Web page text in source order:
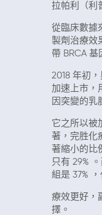
拉帕利（利
從臨床數據
製劑治療效
帶 BRCA 基
2018 年初，
加速上市，
因突變的乳
它之所以被
著，完胜化
著縮小的比
只有 29%
組是 37%
療效更好，
擇。